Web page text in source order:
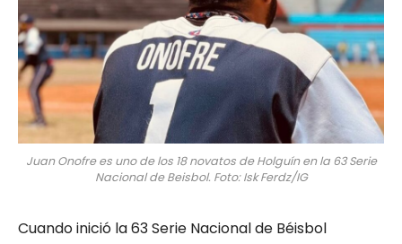
Juan Onofre es uno de los 18 novatos de Holguín en la 63 Serie
Nacional de Beisbol. Foto: Isk Ferdz/IG
Cuando inició la 63 Serie Nacional de Béisbol